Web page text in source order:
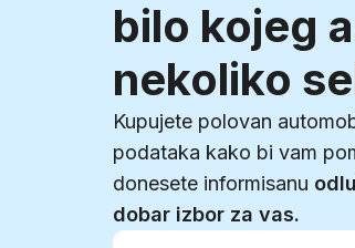
bilo kojeg
nekoliko
Kupujete polovan
podataka kako bi vam
donesete informisanu
dobar izbor za vas.
Unesite VIN